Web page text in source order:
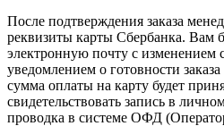
После подтверждения заказа
реквизиты карты Сбербанка. Вам
электронную почту с изменением
уведомлением о готовности
сумма оплаты на карту будет
свидетельствовать запись в
проводка в системе ОФД